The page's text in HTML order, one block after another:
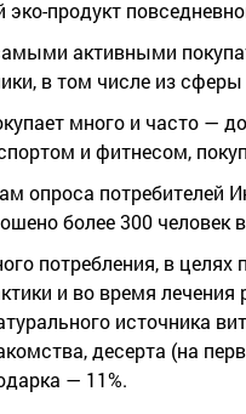
эко-продукт
активными
в том числе из
много и часто —
и фитнесом,
опроса потребителей
более 300 человек
потребления, в
и во время лечения
источника
десерта (на
— 11%.